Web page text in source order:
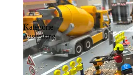
Kategorie
Ausstellung